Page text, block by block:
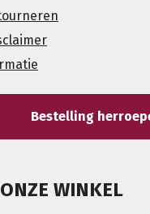
Bestelling
WINKEL